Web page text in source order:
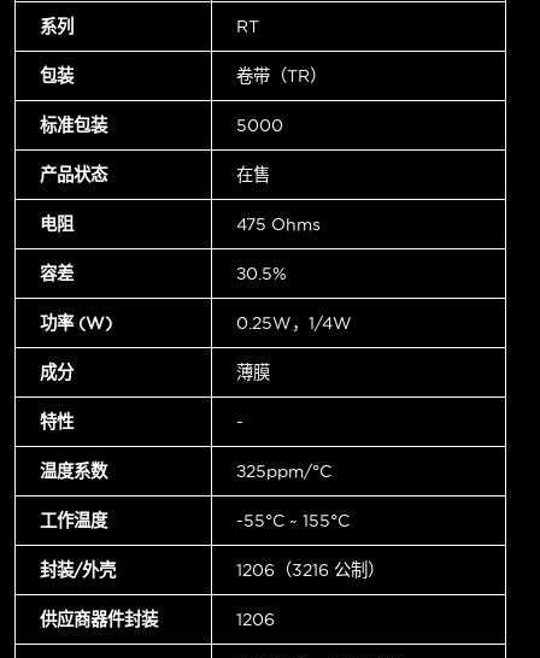
系列 RT
包装 卷带（TR）
标准包装 5000
产品状态 在售
电阻 475 Ohms
容差 ±0.5%
功率 (W) 0.25W，1/4W
成分 薄膜
特性 -
温度系数 ±25ppm/°C
工作温度 -55°C ~ 155°C
封装/外壳 1206（3216 公制）
供应商器件封装 1206